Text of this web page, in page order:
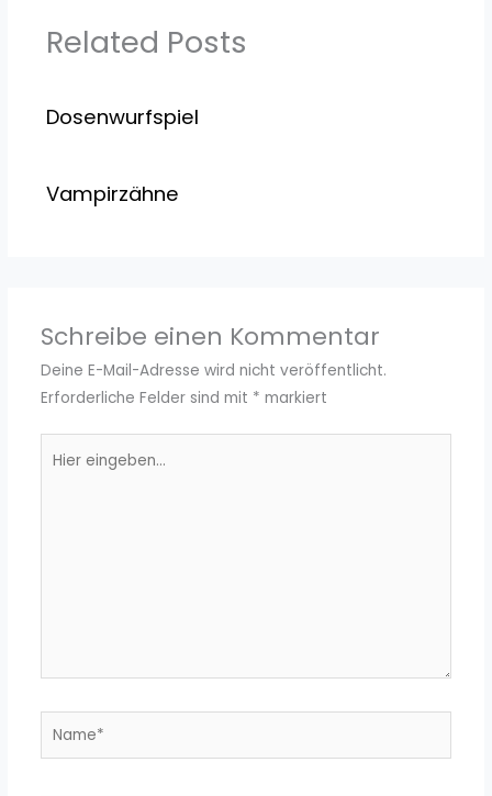
Related Posts
Dosenwurfspiel
Vampirzähne
Schreibe einen Kommentar
Deine E-Mail-Adresse wird nicht veröffentlicht.
Erforderliche Felder sind mit * markiert
eingeben…
Name*